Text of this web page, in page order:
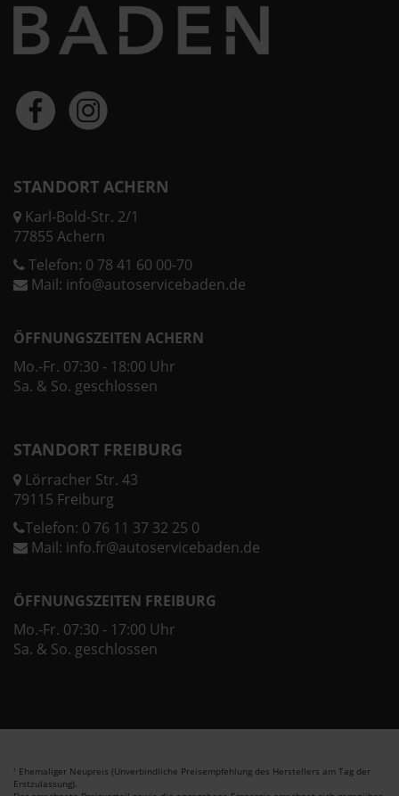
STANDORT ACHERN
Karl-Bold-Str. 2/1
77855 Achern
Telefon: 0 78 41 60 00-70
Mail: info@autoservicebaden.de
ÖFFNUNGSZEITEN ACHERN
Mo.-Fr. 07:30 - 18:00 Uhr
Sa. & So. geschlossen
STANDORT FREIBURG
Lörracher Str. 43
79115 Freiburg
Telefon: 0 76 11 37 32 25 0
Mail: info.fr@autoservicebaden.de
ÖFFNUNGSZEITEN FREIBURG
Mo.-Fr. 07:30 - 17:00 Uhr
Sa. & So. geschlossen
1 Ehemaliger Neupreis (Unverbindliche Preisempfehlung des Herstellers am Tag der
Erstzulassung).